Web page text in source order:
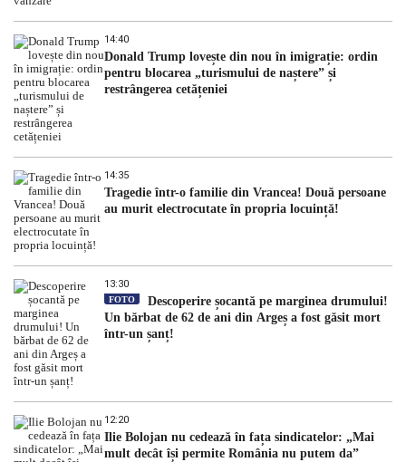
14:40
Donald Trump lovește din nou în imigrație: ordin
pentru blocarea „turismului de naștere” și
restrângerea cetățeniei
14:35
Tragedie într-o familie din Vrancea! Două persoane
au murit electrocutate în propria locuință!
13:30
FOTO
Descoperire șocantă pe marginea drumului!
Un bărbat de 62 de ani din Argeș a fost găsit mort
într-un șanț!
12:20
Ilie Bolojan nu cedează în fața sindicatelor: „Mai
mult decât își permite România nu putem da”